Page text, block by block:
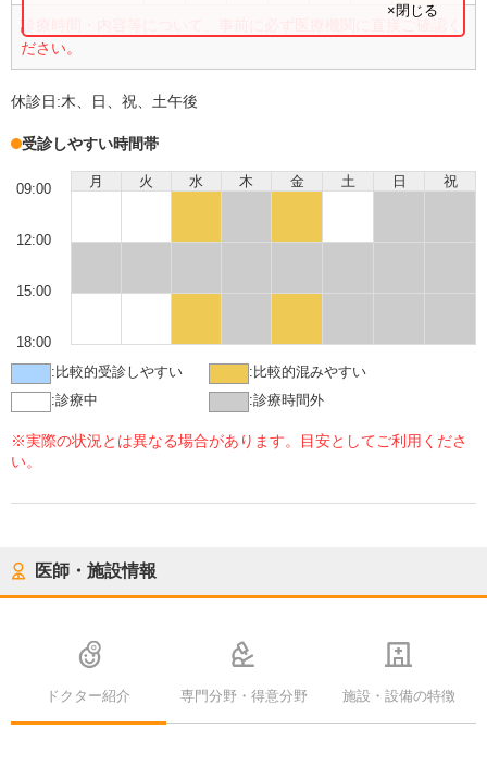
診療時間・内容等について、事前に必ず医療機関に直接ご確認く
ださい。
×閉じる
休診日:木、日、祝、土午後
受診しやすい時間帯
月 火 水 木 金 土 日 祝
09:00
12:00
15:00
18:00
: 比較的受診しやすい : 比較的混みやすい
:診療中 :診療時間外
※実際の状況とは異なる場合があります。目安としてご利用くださ
い。
医師・施設情報
ドクター紹介 専門分野・得意分野 施設・設備の特徴